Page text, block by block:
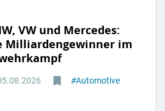
VW und Mercedes:
Milliardengewinner im
#Automotive